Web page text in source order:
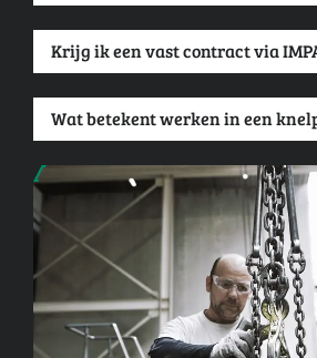
Krijg ik een vast contract via
Wat betekent werken in een